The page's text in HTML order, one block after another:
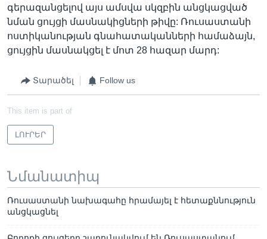
գերազանցելով այս ամսվա սկզբին անցկացված
նման ցույցի մասնակիցների թիվը: Ռուսաստանի
ոստիկանության գնահատականների համաձայն,
ցույցին մասնակցել է մոտ 28 հազար մարդ:
Տարածել Follow us
This item is part of
ԼՈՒՐԵՐ
Նմանատիպ
Ռուսաստանի նախագահը հրամայել է հետաքննություն
անցկացնել